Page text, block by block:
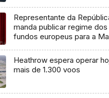
Representante da
manda publicar regime dos
fundos europeus para a
Heathrow espera operar
mais de 1.300 voos